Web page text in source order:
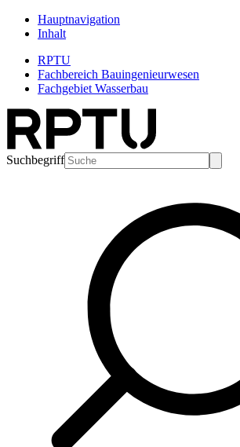
Hauptnavigation
Inhalt
RPTU
Fachbereich Bauingenieurwesen
Fachgebiet Wasserbau
Suchbegriff